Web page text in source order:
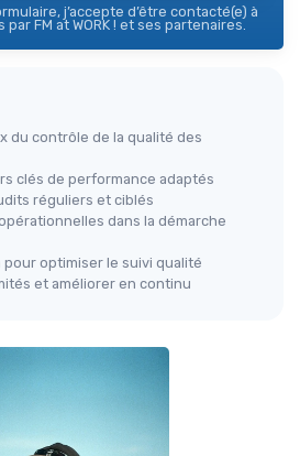
j’accepte d’être contacté(e) à
FM at WORK ! et ses partenaires.
du contrôle de la qualité des
clés de performance adaptés
réguliers et ciblés
dans la démarche
optimiser le suivi qualité
et améliorer en continu